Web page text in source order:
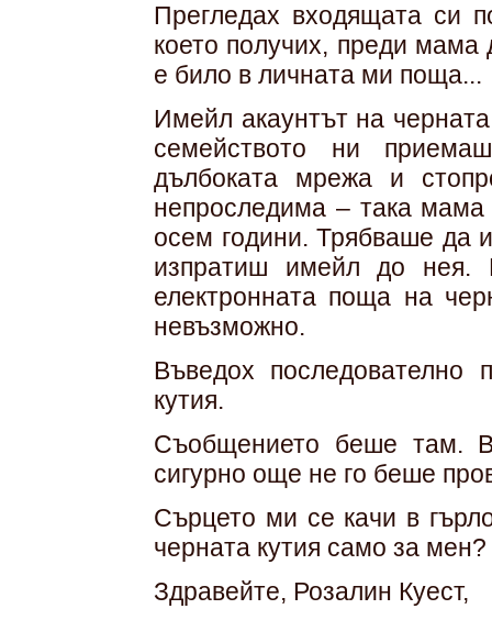
Прегледах входящата си
което получих, преди
е било в личната ми поща...
Имейл акаунтът на
семейството ни
дълбоката мрежа и
непроследима – така
осем години. Трябваше да
изпратиш имейл до нея.
електронната поща на
невъзможно.
Въведох последователно
кутия.
Съобщението беше там.
сигурно още не го беше
Сърцето ми се качи в
черната кутия само за мен?
Здравейте, Розалин Куест,